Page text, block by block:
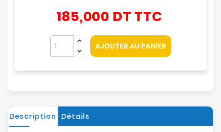
185,000 DT TTC
AJOUTER AU PANIER
Description Détails